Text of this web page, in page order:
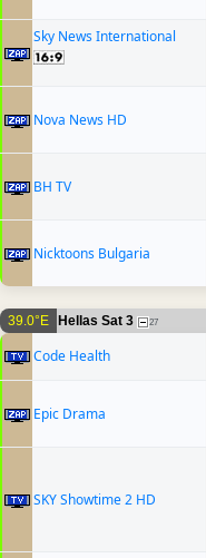
Sky News International
Nova News HD
BH TV
Nicktoons Bulgaria
39.0°E Hellas Sat 3 27
Code Health
Epic Drama
SKY Showtime 2 HD